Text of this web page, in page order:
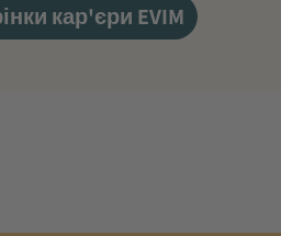
кар'єри EVIM